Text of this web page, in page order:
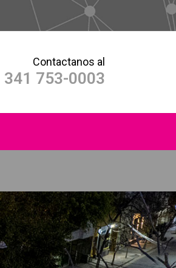
Contactanos al
341 753-0003